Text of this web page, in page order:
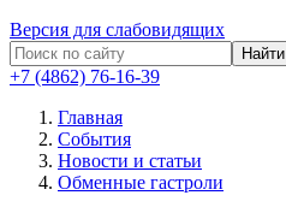
Версия для слабовидящих
Найти
+7 (4862) 76-16-39
Главная
События
Новости и статьи
Обменные гастроли